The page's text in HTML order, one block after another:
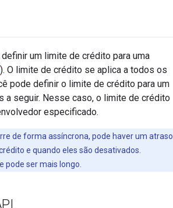
um limite de crédito para uma
). O limite de crédito se aplica a todos os
pode definir o limite de crédito para um
seguir. Nesse caso, o limite de crédito
especificado.
de forma assíncrona, pode haver um atraso
e quando eles são desativados.
pode ser mais longo.